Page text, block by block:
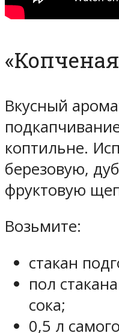
Вкусный
коптильне.
березовую,
фруктовую
Возьмите:
стакан
пол
сока;
0,5 л